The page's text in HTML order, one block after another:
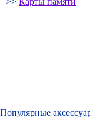
Популярные